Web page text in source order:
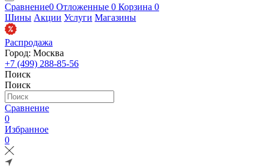
Сравнение0 Отложенные 0 Корзина 0
Шины Акции Услуги Магазины
Распродажа
Город: Москва
+7 (499) 288-85-56
Поиск
Поиск
Сравнение
0
Избранное
0